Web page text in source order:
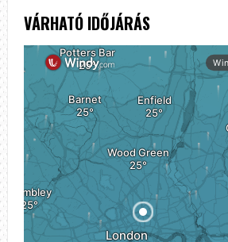
VÁRHATÓ IDŐJÁRÁS